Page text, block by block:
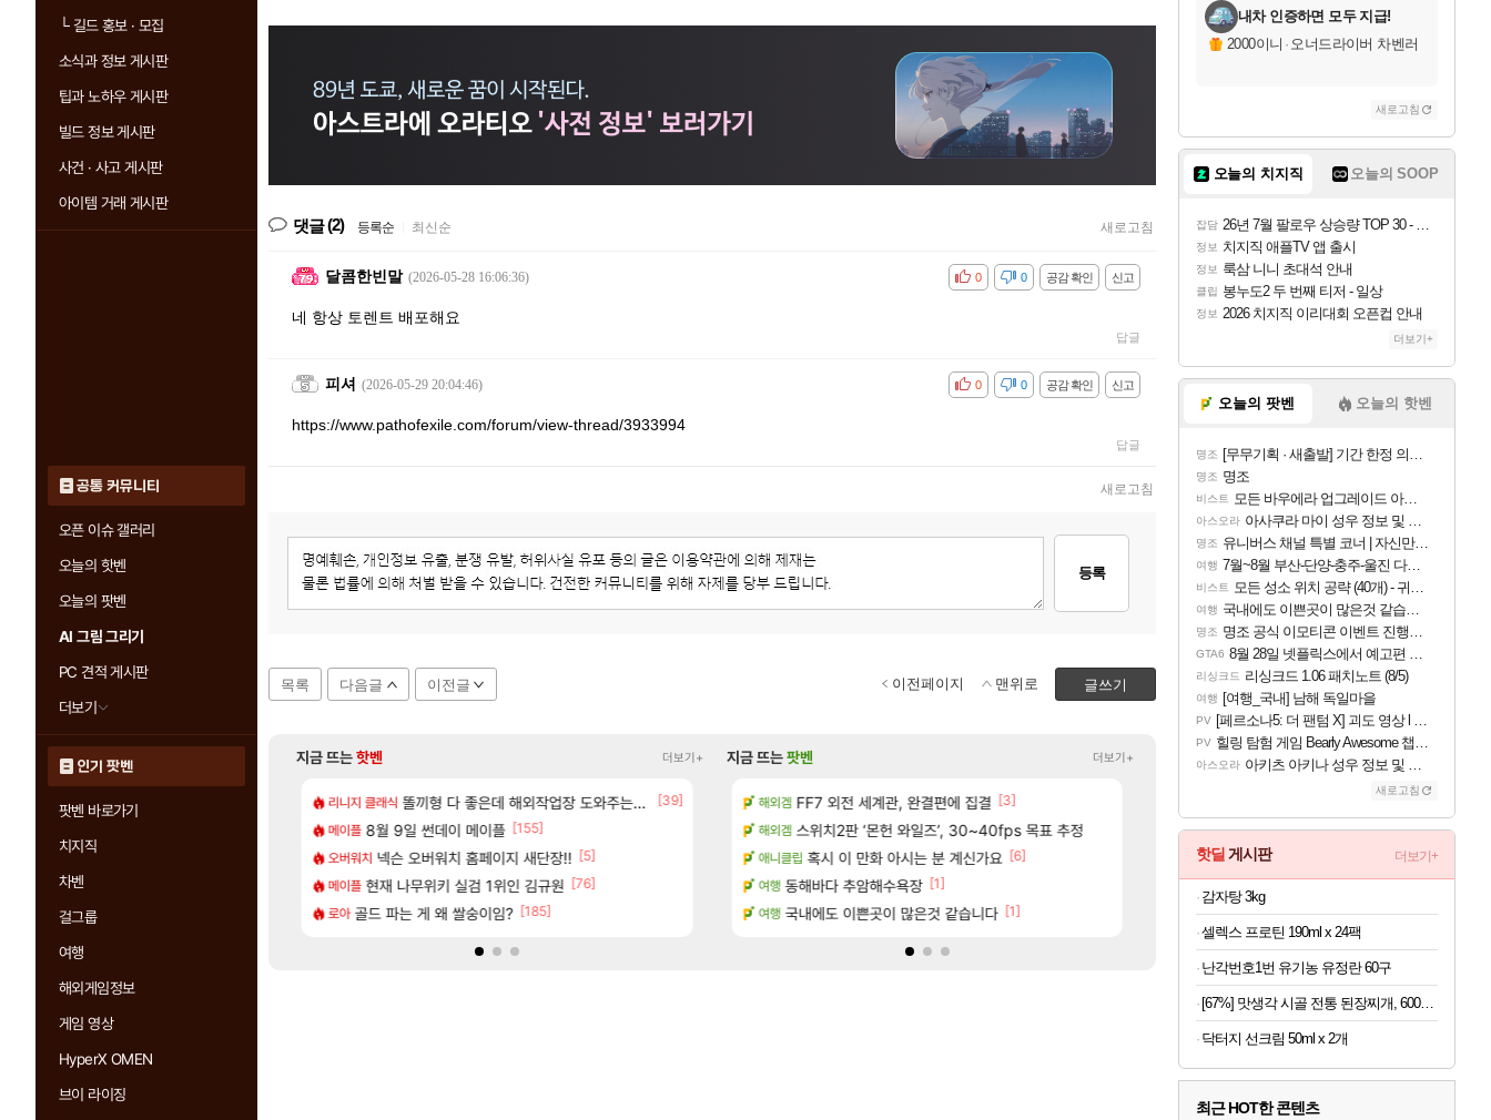
└길드 홍보 · 모집
소식과 정보 게시판
팁과 노하우 게시판
빌드 정보 게시판
사건 · 사고 게시판
아이템 거래 게시판
공통 커뮤니티
오픈 이슈 갤러리
오늘의 핫벤
오늘의 팟벤
AI 그림 그리기
PC 견적 게시판
더보기
인기 팟벤
팟벤 바로가기
치지직
차벤
걸그룹
여행
해외게임정보
게임 영상
HyperX OMEN
브이 라이징
댓글(2) 등록순 최신순 새로고침
달콤한빈말 (2026-05-28 16:06:36) 신고
공감 확인
비공감 0
0
네 항상 토렌트 배포해요
답글
피셔 (2026-05-29 20:04:46) 신고
공감 확인
비공감 0
0
https://www.pathofexile.com/forum/view-thread/3933994
답글
새로고침
등록
목록 다음글 이전글 글쓰기
이전페이지 맨위로
지금 뜨는핫벤 더보기+
타가 아닌 큰 이유는 경매장 불안정때문일듯
[12]
사상 최고의 약코
결국. 사과보상줬는데
리니지 클래식 똘끼형 다 좋은데 해외작업장 도와주는 짓은 좀 아니지않냐?
[39]
메이플 8월 9일 썬데이 메이플 [155]
오버워치 넥슨 오버워치 홈페이지 새단장!! [5]
메이플 현재 나무위키 실검 1위인 김규원 [76]
로아 골드 파는 게 왜 쌀숭이임? [185]
리니지M 아떨린다 한시간후면 [13]
와우 공장: xx님 옴니움 장서 안하셨어요? [11]
리니지M 주말패키지가 나왔읍니다. [14]
메이플 아니 뭔 샤타 안 나왔다고 진짜 화내는 사람도 있네
메이플 ㅇㅂ)진짜 개웃기네 ㅋㅋ [47]
썬데이가 샤타가 아닌 큰 이유는 경매장 불안정때문일듯
메이플 파리바게트 본사에서 연락왔음 [130]
리니지M 근뎀 300 달성!
메이플 역사상 최고의 약코 [44]
재학이형도 결국. 사과보상줬는데 [55]
지금 뜨는팟벤 더보기+
D램 매출 점유율 7%…글로벌 4위로 부상
크드 1.06 패치노트 (8/5)
3사, 2027년 생산분 완판?
모티콘 이벤트 진행해봤습니다! 참여부터 추첨까지????
아스오라 아사쿠라 마이 성우 정보 및 주요 필모
아스오라 아스오라 성우 정보 및 출연작 모음
아스오라 아키츠 아키나 성우 정보 및 주요 필모
비스트 모든 성소 위치 공략 (40개) - 귀환한 영혼 도전과제
리밋제로 프롤로그 테스트를 마치고.. (feat. 리아)
해외겜 FF7 외전 세계관, 완결편에 집결 [3]
해외겜 스위치2판 ‘몬헌 와일즈’, 30~40fps 목표 추정
애니클립 혹시 이 만화 아시는 분 계신가요 [6]
여행 동해바다 추암해수욕장 [1]
여행 국내에도 이쁜곳이 많은것 같습니다 [1]
중국 CXMT, D램 매출 점유율 7%…글로벌 4위로 부상
해외겜 AI발 원가 압박, 메인보드값 오르나
리싱크드 리싱크드 1.06 패치노트 (8/5)
메모리 3사, 2027년 생산분 완판?
명조 공식 이모티콘 이벤트 진행해봤습니다! 참여부터 추첨까지
내차 인증하면 모두 지급!
2000이니 · 오너드라이버 차벤러
새로고침
오늘의 치지직 오늘의 SOOP
잡담 26년 7월 팔로우 상승량 TOP 30 - 월간 치지직
정보 치지직 애플TV 앱 출시
정보 룩삼 니니 초대석 안내
클립 봉누도2 두 번째 티저 - 일상
정보 2026 치지직 이리대회 오픈컵 안내
더보기+
오늘의 팟벤 오늘의 핫벤
명조 [무무기획 · 새출발] 기간 한정 의뢰 이벤트
명조 명조
비스트 모든 바우에라 업그레이드 아이템 획득 위치 공략 (89개)
아스오라 아사쿠라 마이 성우 정보 및 주요 필모
명조 유니버스 채널 특별 코너 | 자신만의 스타일
여행 7월~8월 부산-단양-충주-울진 다녀왔어요~
비스트 모든 성소 위치 공략 (40개) - 귀환한 영혼 도전과제
여행 국내에도 이쁜곳이 많은것 같습니다
명조 명조 공식 이모티콘 이벤트 진행해봤습니다! 참여부터 추첨까지????
GTA6 8월 28일 넷플릭스에서 예고편 공개 예정
리싱크드 리싱크드 1.06 패치노트 (8/5)
여행 [여행_국내] 남해 독일마을
PV [페르소나5: 더 팬텀 X] 괴도 영상 l 타카마키 안·댄싱 스타
PV 힐링 탐험 게임 Bearly Awesome 챕터 1 트레일러
아스오라 아키츠 아키나 성우 정보 및 주요 필모
새로고침
핫딜 게시판 더보기+
감자탕 3kg
셀렉스 프로틴 190ml x 24팩
난각번호1번 유기농 유정란 60구
[67%] 맛생각 시골 전통 된장찌개, 600g, 5개
닥터지 선크림 50ml x 2개
최근 HOT한 콘텐츠